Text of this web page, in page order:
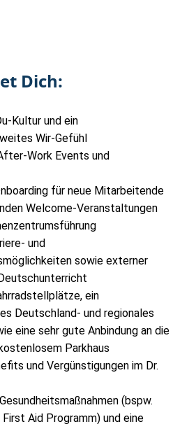
Dich:
Kultur und ein
Wir-Gefühl
Work Events und
für neue Mitarbeitende
Welcome-Veranstaltungen
und
sowie externer
ein
Deutschland- und regionales
eine sehr gute Anbindung an die
Parkhaus
und Vergünstigungen im Dr.
(bspw.
Aid Programm) und eine